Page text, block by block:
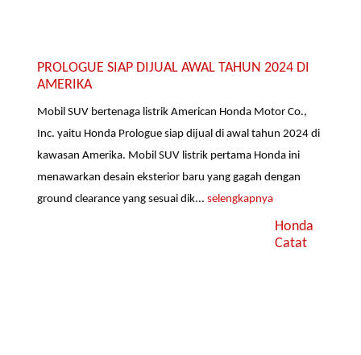
PROLOGUE SIAP DIJUAL AWAL TAHUN 2024 DI
AMERIKA
Mobil SUV bertenaga listrik American Honda Motor Co.,
Inc. yaitu Honda Prologue siap dijual di awal tahun 2024 di
kawasan Amerika. Mobil SUV listrik pertama Honda ini
menawarkan desain eksterior baru yang gagah dengan
ground clearance yang sesuai dik...selengkapnya
Honda
Catat